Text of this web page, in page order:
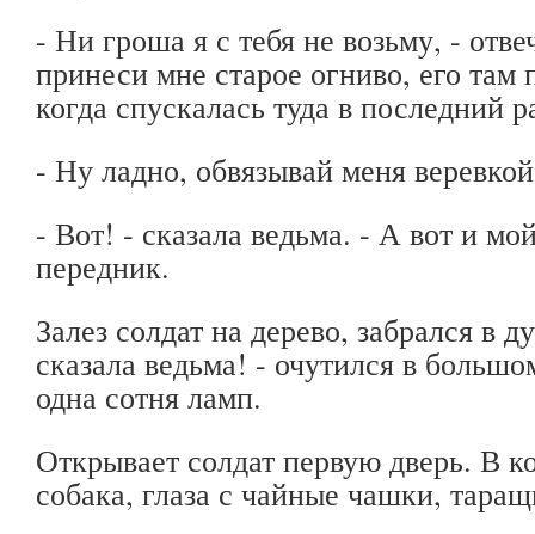
- Ни гроша я с тебя не возьму, -
принеси мне старое огниво, его там
когда спускалась туда в последний
- Ну ладно, обвязывай меня
- Вот! - сказала ведьма. - А вот и
передник.
Залез солдат на дерево, забрался в
сказала ведьма! - очутился в
одна сотня ламп.
Открывает солдат первую дверь. В
собака, глаза с чайные чашки,